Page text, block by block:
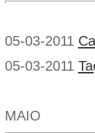
05-03-2011
05-03-2011
MAIO